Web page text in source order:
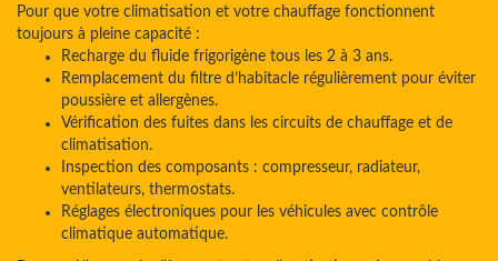
Pour que votre climatisation et votre chauffage fonctionnent
toujours à pleine capacité :
Recharge du fluide frigorigène tous les 2 à 3 ans.
Remplacement du filtre d’habitacle régulièrement pour éviter
poussière et allergènes.
Vérification des fuites dans les circuits de chauffage et de
climatisation.
Inspection des composants : compresseur, radiateur,
ventilateurs, thermostats.
Réglages électroniques pour les véhicules avec contrôle
climatique automatique.